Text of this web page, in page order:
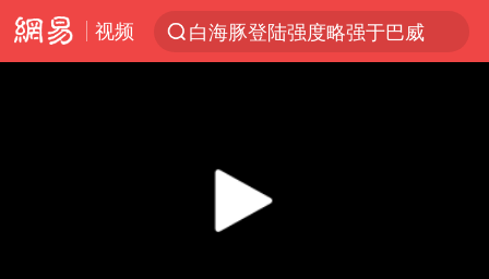
视频
白海豚登陆强度略强于巴威